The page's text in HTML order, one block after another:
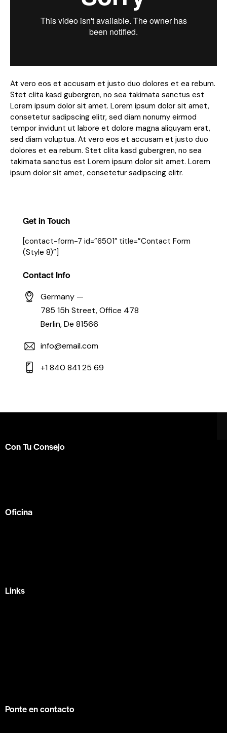
At vero eos et accusam et justo duo dolores et ea rebum.
Stet clita kasd gubergren, no sea takimata sanctus est
Lorem ipsum dolor sit amet. Lorem ipsum dolor sit amet,
consetetur sadipscing elitr, sed diam nonumy eirmod
tempor invidunt ut labore et dolore magna aliquyam erat,
sed diam voluptua. At vero eos et accusam et justo duo
dolores et ea rebum. Stet clita kasd gubergren, no sea
takimata sanctus est Lorem ipsum dolor sit amet. Lorem
ipsum dolor sit amet, consetetur sadipscing elitr.
Get in Touch
[contact-form-7 id=”6501″ title=”Contact Form
(Style 8)”]
Contact Info
Germany —
785 15h Street, Office 478
Berlin, De 81566
info@email.com
+1 840 841 25 69
Con Tu Consejo
Oficina
Links
Ponte en contacto